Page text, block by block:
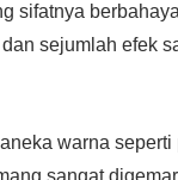
sifatnya
sejumlah efek
warna
sangat